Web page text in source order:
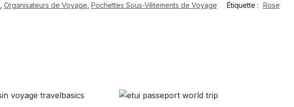
Organisateurs de Voyage Pochettes Sous-Vêtements de Voyage Étiquette : Rose